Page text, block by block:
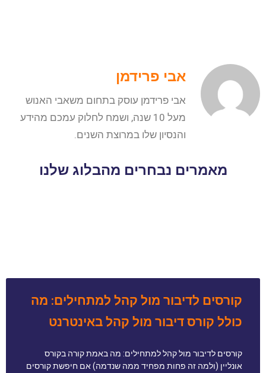
אבי פרידמן
אבי פרידמן עוסק בתחום משאבי האנוש
מעל 10 שנה, ושמח לחלוק עמכם מהידע
והנסיון שלו במרוצת השנים.
מאמרים נבחרים מהבלוג שלנו
קורסים לדיבור מול קהל למתחילים: מה
כולל קורס דיבור מול קהל באינטרנט
קורסים לדיבור מול קהל למתחילים: מה באמת קורה בקורס
אונליין (ולמה זה פחות מפחיד ממה שנדמה) אם חיפשת קורסים